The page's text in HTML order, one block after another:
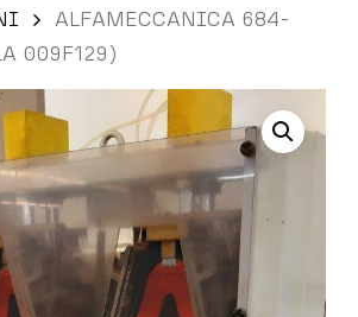
ALFAMECCANICA 684-
009F129)